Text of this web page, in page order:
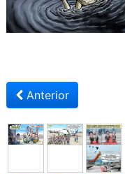
Anterior